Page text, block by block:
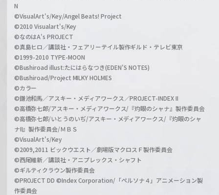
N
©VisualArt's/Key/Angel Beats! Project
©2010 Visualart's/Key
©なのはA's PROJECT
©真島ヒロ／講談社・フェアリーテイル製作ギルド・テレビ東京
©1999-2010 TYPE-MOON
©Bushiroad illust:たにはらなつき(EDEN'S NOTES)
©Bushiroad/Project MILKY HOLMES
©カラー
©鎌池和馬／アスキー・メディアワークス／PROJECT-INDEX II
©高橋弥七郎/アスキー・メディアワークス/『灼眼のシャナ』製作委員会
©高橋弥七郎/いとうのいぢ/アスキー・メディアワークス/『灼眼のシャ
ナII』製作委員会/ＭＢＳ
©VisualArt's/Key
©2009,2011 ビックウエスト／劇場版マクロスＦ製作委員会
©西尾維新／講談社・アニプレックス・シャフト
©ギルティクラウン製作委員会
©PROJECT DD ©Index Corporation/「ペルソナ４」アニメーション製
作委員会